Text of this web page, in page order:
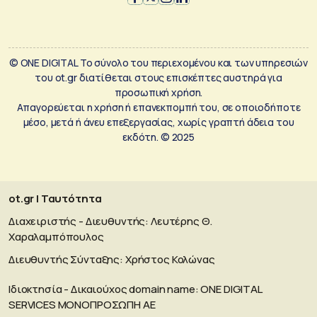
© ONE DIGITAL Το σύνολο του περιεχομένου και των υπηρεσιών
του ot.gr διατίθεται στους επισκέπτες αυστηρά για
προσωπική χρήση.
Απαγορεύεται η χρήση ή επανεκπομπή του, σε οποιοδήποτε
μέσο, μετά ή άνευ επεξεργασίας, χωρίς γραπτή άδεια του
εκδότη. © 2025
ot.gr | Ταυτότητα
Διαχειριστής - Διευθυντής: Λευτέρης Θ.
Χαραλαμπόπουλος
Διευθυντής Σύνταξης: Χρήστος Κολώνας
Ιδιοκτησία - Δικαιούχος domain name: ΟΝΕ DIGITAL
SERVICES MONOΠΡΟΣΩΠΗ ΑΕ